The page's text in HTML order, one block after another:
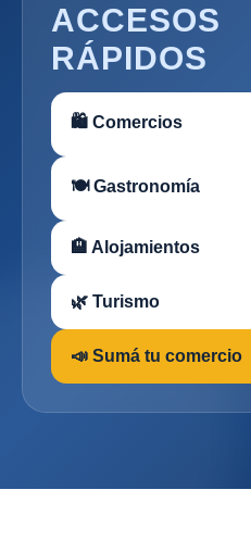
ACCESOS
RÁPIDOS
🛍 Comercios
🍽 Gastronomía
🏨 Alojamientos
🌿 Turismo
📣 Sumá tu comercio